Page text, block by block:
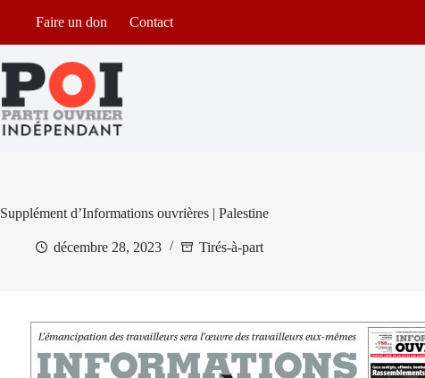
Faire un don Contact
Supplément d’Informations ouvrières | Palestine
décembre 28, 2023 Tirés-à-part